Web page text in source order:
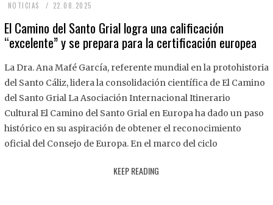
NOTICIAS 22.08.2025
.
8
2
2
El Camino del Santo Grial logra una calificación
“excelente” y se prepara para la certificación europea
La Dra. Ana Mafé García, referente mundial en la protohistoria
del Santo Cáliz, lidera la consolidación científica de El Camino
del Santo Grial La Asociación Internacional Itinerario
Cultural El Camino del Santo Grial en Europa ha dado un paso
histórico en su aspiración de obtener el reconocimiento
oficial del Consejo de Europa. En el marco del ciclo
KEEP READING